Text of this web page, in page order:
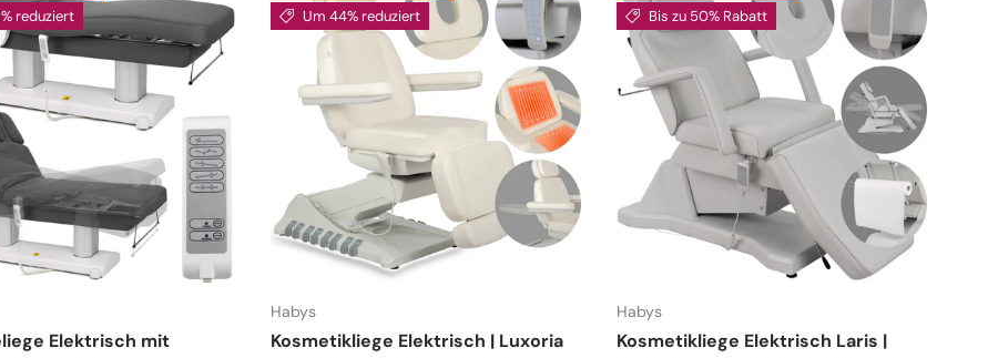
reduziert
Elektrisch mit
Um 44% reduziert
Habys
Kosmetikliege Elektrisch | Luxoria
Bis zu 50% Rabatt
Habys
Kosmetikliege Elektrisch Laris |